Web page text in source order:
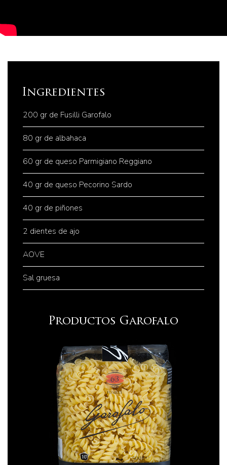
Ingredientes
200 gr de Fusilli Garofalo
80 gr de albahaca
60 gr de queso Parmigiano Reggiano
40 gr de queso Pecorino Sardo
40 gr de piñones
2 dientes de ajo
AOVE
Sal gruesa
Productos Garofalo